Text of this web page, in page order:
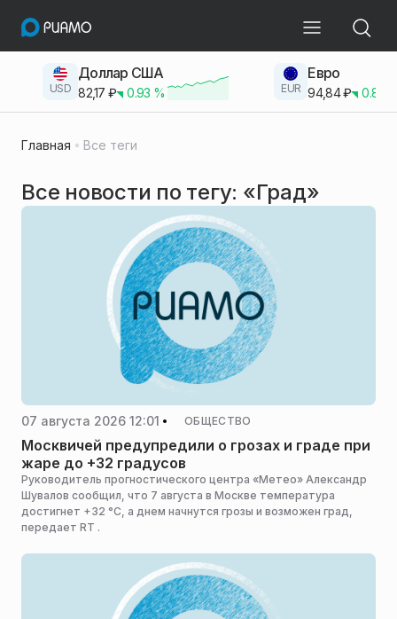
USD
Доллар США
82,17 ₽ 0.93 % EUR
Евро
94,84₽ 0.83
Главная Все теги
Все новости по тегу: «Град»
07 августа 2026 12:01 ОБЩЕСТВО
Москвичей предупредили о грозах и граде при
жаре до +32 градусов
Руководитель прогностического центра «Метео» Александр
Шувалов сообщил, что 7 августа в Москве температура
достигнет +32 °C, а днем начнутся грозы и возможен град,
передает RT .